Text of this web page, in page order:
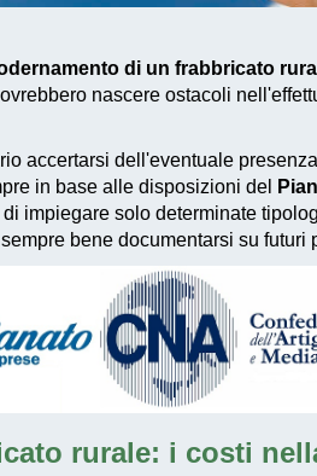
di un frabbricato
nascere ostacoli
accertarsi dell'eventuale
in base alle disposizioni del
impiegare solo determinate
bene documentarsi su futuri
rurale: i costi